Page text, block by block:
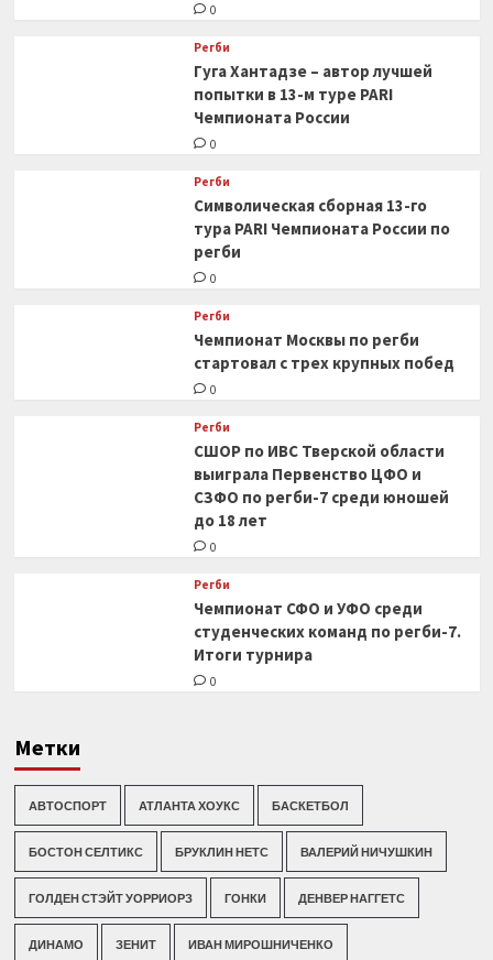
0
Регби
Гуга Хантадзе – автор лучшей
попытки в 13-м туре PARI
Чемпионата России
0
Регби
Символическая сборная 13-го
тура PARI Чемпионата России по
регби
0
Регби
Чемпионат Москвы по регби
стартовал с трех крупных побед
0
Регби
СШОР по ИВС Тверской области
выиграла Первенство ЦФО и
СЗФО по регби-7 среди юношей
до 18 лет
0
Регби
Чемпионат СФО и УФО среди
студенческих команд по регби-7.
Итоги турнира
0
Метки
АВТОСПОРТ АТЛАНТА ХОУКС БАСКЕТБОЛ
БОСТОН СЕЛТИКС БРУКЛИН НЕТС ВАЛЕРИЙ НИЧУШКИН
ГОЛДЕН СТЭЙТ УОРРИОРЗ ГОНКИ ДЕНВЕР НАГГЕТС
ДИНАМО ЗЕНИТ ИВАН МИРОШНИЧЕНКО